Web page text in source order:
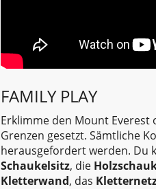
FAMILY PLAY
Erklimme den Mount Everest
Grenzen gesetzt. Sämtliche
herausgefordert werden. Du
Schaukelsitz, die
Kletterwand, das